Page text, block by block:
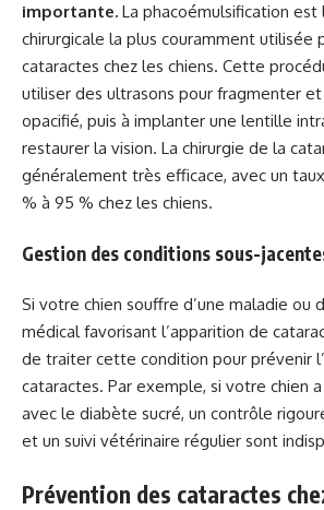
importante. La phacoémulsification est
chirurgicale la plus couramment utilisée
cataractes chez les chiens. Cette
utiliser des ultrasons pour fragmenter
opacifié, puis à implanter une lentille
restaurer la vision. La chirurgie de la
généralement très efficace, avec un
% à 95 % chez les chiens.
Gestion des conditions sous-
Si votre chien souffre d’une maladie ou
médical favorisant l’apparition de
de traiter cette condition pour prévenir
cataractes. Par exemple, si votre chien
avec le diabète sucré, un contrôle
et un suivi vétérinaire régulier sont
Prévention des cataractes